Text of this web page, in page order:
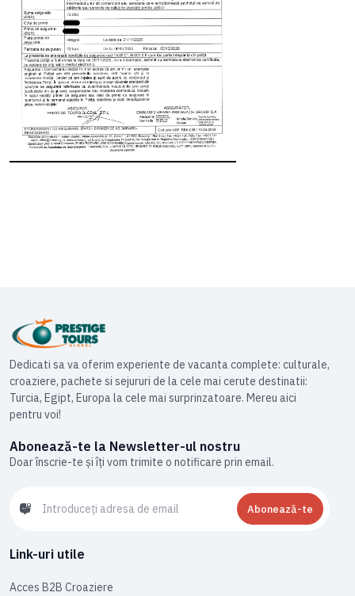
Dedicati sa va oferim experiente de vacanta complete: culturale,
croaziere, pachete si sejururi de la cele mai cerute destinatii:
Turcia, Egipt, Europa la cele mai surprinzatoare. Mereu aici
pentru voi!
Abonează-te la Newsletter-ul nostru
Doar înscrie-te și îți vom trimite o notificare prin email.
Abonează-te
Link-uri utile
Acces B2B Croaziere